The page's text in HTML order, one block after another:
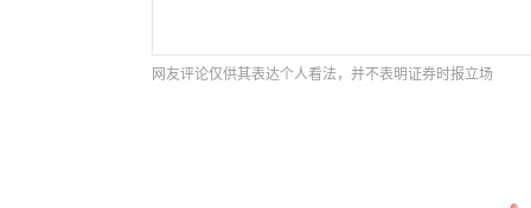
网友评论仅供其表达个人看法，并不表明证券时报立场